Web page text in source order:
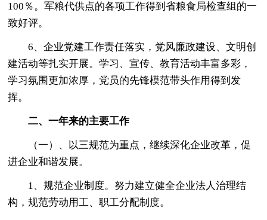
100％。军粮代供点的各项工作得到省粮食局检查组的一
致好评。
6、企业党建工作责任落实，党风廉政建设、文明创
建活动等扎实开展。学习、宣传、教育活动丰富多彩，
学习氛围更加浓厚，党员的先锋模范带头作用得到发
挥。
二、一年来的主要工作
（一）、以三规范为重点，继续深化企业改革，促
进企业和谐发展。
1、规范企业制度。努力建立健全企业法人治理结
构，规范劳动用工、职工分配制度。